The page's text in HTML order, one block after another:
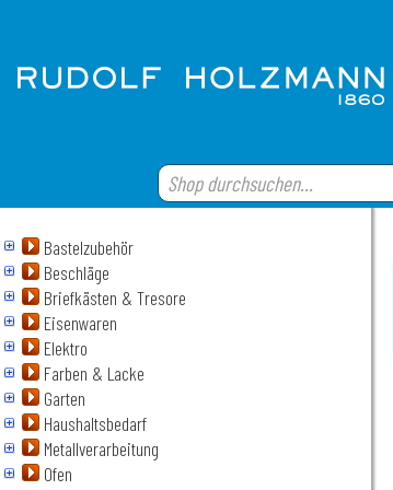
Bastelzubehör
Beschläge
Briefkästen & Tresore
Eisenwaren
Elektro
Farben & Lacke
Garten
Haushaltsbedarf
Metallverarbeitung
Ofen